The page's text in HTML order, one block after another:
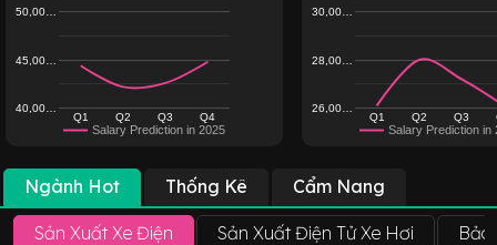
Salary Prediction in 2025
Q1 Q2 Q3 Q4
40,00…
45,00…
50,00…
Salary Prediction in
Q1 Q2 Q3
26,00…
28,00…
30,00…
Ngành Hot Thống Kê Cẩm Nang
Sản Xuất Xe Điện Sản Xuất Điện Tử Xe Hơi Bảo